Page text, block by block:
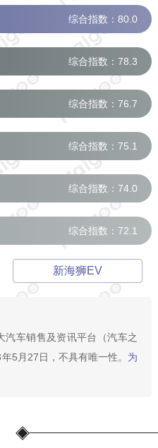
综合指数：80.0
综合指数：78.3
综合指数：76.7
综合指数：75.1
综合指数：74.0
综合指数：72.1
新海狮EV
车销售及资讯平台（汽车之
5月27日，不具有唯一性。 为